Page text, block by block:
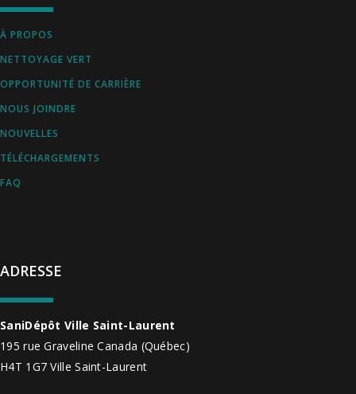
ADRESSE
SaniDépôt Ville Saint-Laurent
195 rue Graveline Canada (Québec)
H4T 1G7Ville Saint-Laurent
À PROPOS
NETTOYAGE VERT
OPPORTUNITÉ DE CARRIÈRE
NOUS JOINDRE
NOUVELLES
TÉLÉCHARGEMENTS
FAQ